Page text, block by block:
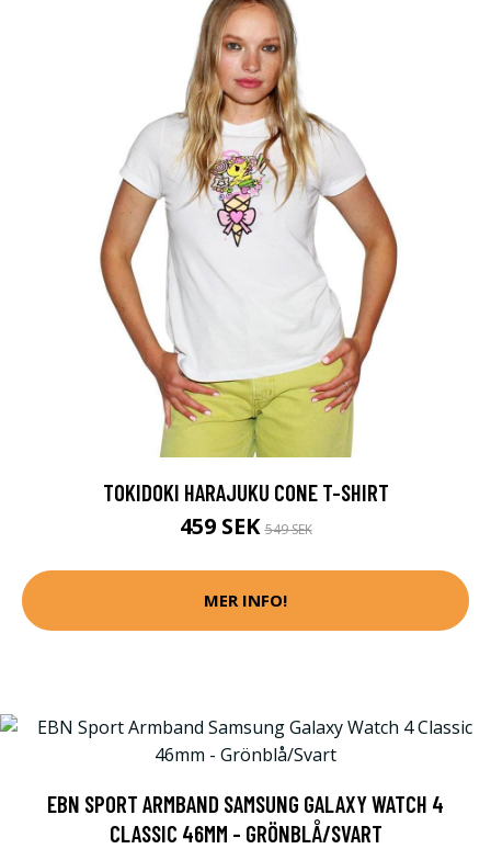
TOKIDOKI HARAJUKU CONE T-SHIRT
459 SEK549 SEK
MER INFO!
EBN SPORT ARMBAND SAMSUNG GALAXY WATCH 4
CLASSIC 46MM - GRÖNBLÅ/SVART